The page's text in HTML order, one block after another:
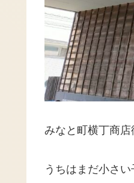
みなと町横丁商
うちはまだ小さ